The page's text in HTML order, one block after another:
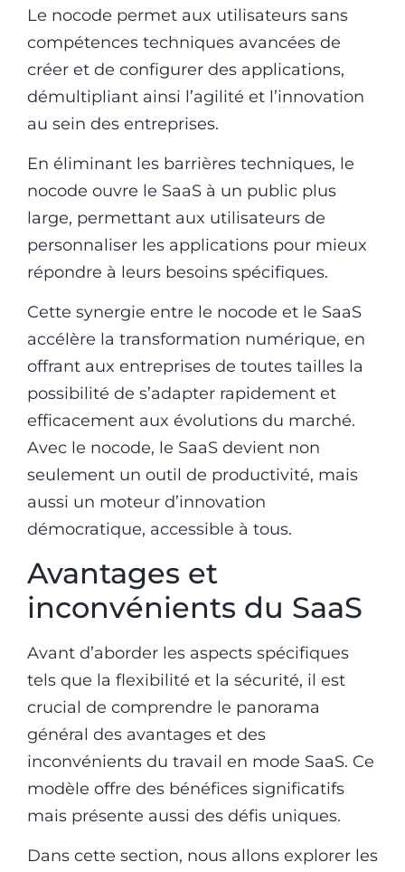
Le nocode permet aux utilisateurs sans
compétences techniques avancées de
créer et de configurer des applications,
démultipliant ainsi l’agilité et l’innovation
au sein des entreprises.
En éliminant les barrières techniques, le
nocode ouvre le SaaS à un public plus
large, permettant aux utilisateurs de
personnaliser les applications pour mieux
répondre à leurs besoins spécifiques.
Cette synergie entre le nocode et le SaaS
accélère la transformation numérique, en
offrant aux entreprises de toutes tailles la
possibilité de s’adapter rapidement et
efficacement aux évolutions du marché.
Avec le nocode, le SaaS devient non
seulement un outil de productivité, mais
aussi un moteur d’innovation
démocratique, accessible à tous.
Avantages et
inconvénients du SaaS
Avant d’aborder les aspects spécifiques
tels que la flexibilité et la sécurité, il est
crucial de comprendre le panorama
général des avantages et des
inconvénients du travail en mode SaaS. Ce
modèle offre des bénéfices significatifs
mais présente aussi des défis uniques.
Dans cette section, nous allons explorer les